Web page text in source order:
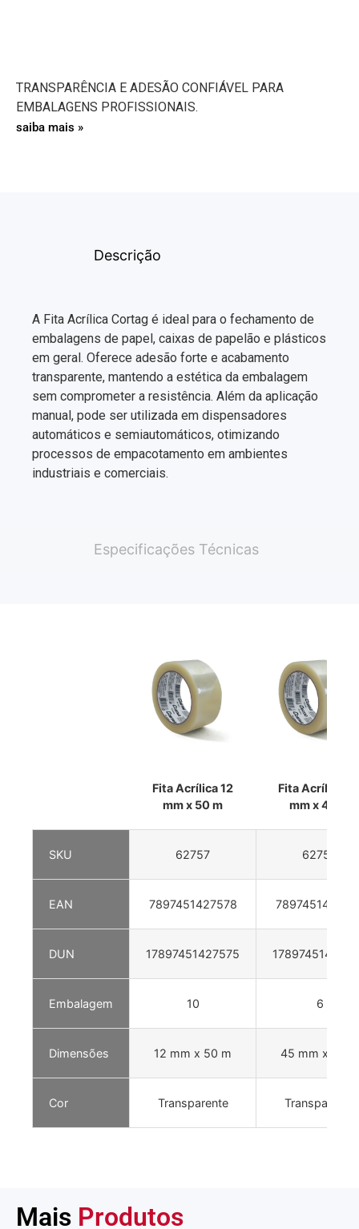
TRANSPARÊNCIA E ADESÃO CONFIÁVEL PARA
EMBALAGENS PROFISSIONAIS.
saiba mais »
Descrição
Especificações Técnicas
A Fita Acrílica Cortag é ideal para o fechamento de
embalagens de papel, caixas de papelão e plásticos
em geral. Oferece adesão forte e acabamento
transparente, mantendo a estética da embalagem
sem comprometer a resistência. Além da aplicação
manual, pode ser utilizada em dispensadores
automáticos e semiautomáticos, otimizando
processos de empacotamento em ambientes
industriais e comerciais.
Fita Acrílica 12
mm x 50 m
Fita Acrílica
mm x 40 m
SKU 62757 62758
EAN 7897451427578
DUN 17897451427575
Embalagem 10 6
Dimensões 12 mm x 50 m 45 mm x 40 m
Cor Transparente Transparente
Mais Produtos